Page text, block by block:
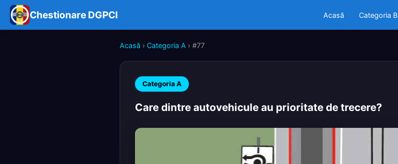
Chestionare DGPCI Acasă Categoria B
Acasă › Categoria A › #77
Categoria A
Care dintre autovehicule au prioritate de trecere?